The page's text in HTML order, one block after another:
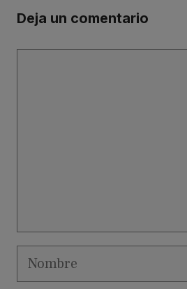
Deja un comentario
Nombre